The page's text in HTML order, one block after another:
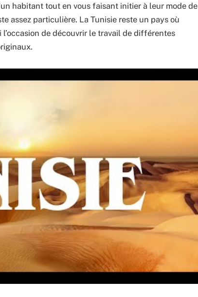
habitant tout en vous faisant initier à leur mode de
assez particulière. La Tunisie reste un pays où
de découvrir le travail de différentes